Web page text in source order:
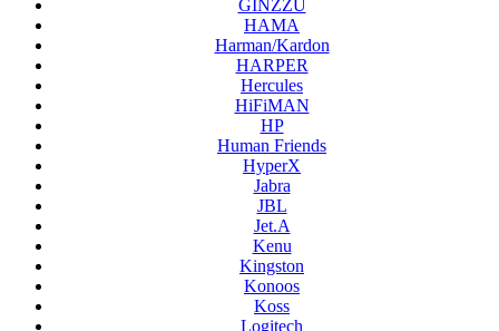
GINZZU
HAMA
Harman/Kardon
HARPER
Hercules
HiFiMAN
HP
Human Friends
HyperX
Jabra
JBL
Jet.A
Kenu
Kingston
Konoos
Koss
Logitech